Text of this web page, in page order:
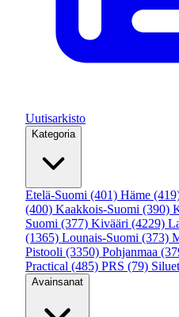
Uutisarkisto
Kategoria
Etelä-Suomi (401) Häme
(400) Kaakkois-Suomi (390)
Suomi (377) Kivääri (4229)
(1365) Lounais-Suomi (373)
Pistooli (3350) Pohjanmaa
Practical (485) PRS (79)
Avainsanat